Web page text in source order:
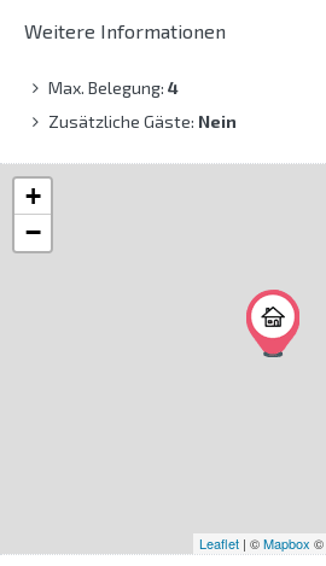
Weitere Informationen
Max. Belegung: 4
Zusätzliche Gäste: Nein
+
−
Leaflet | ©Mapbox ©